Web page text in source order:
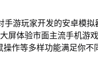
手游玩家开发的安卓模
屏体验市面主流手机游
作等多样功能满足你